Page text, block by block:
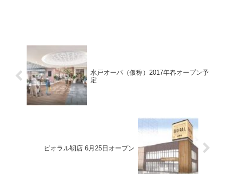
水戸オーパ（仮称）2017年春オープン予
定
ビオラル靭店 6月25日オープン